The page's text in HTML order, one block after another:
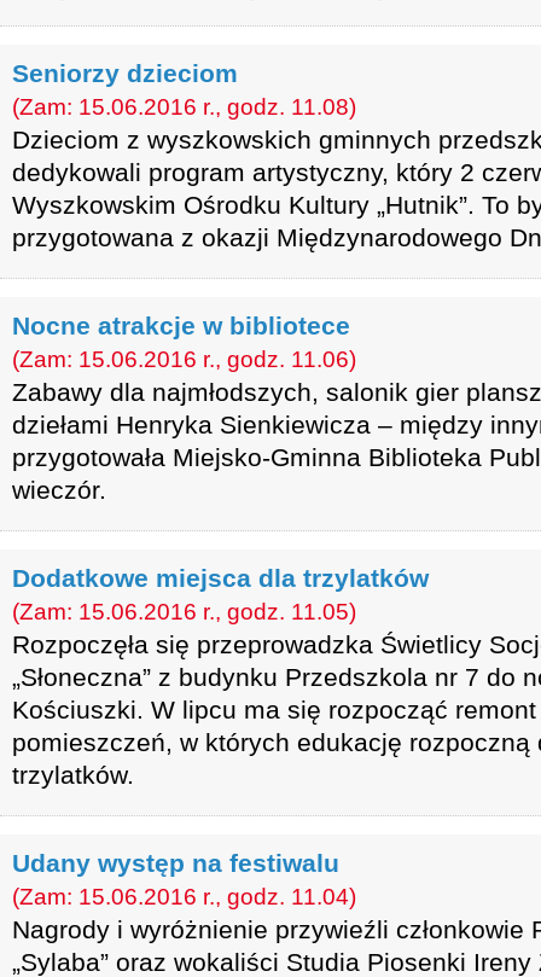
Seniorzy dzieciom
(Zam: 15.06.2016 r., godz. 11.08)
Dzieciom z wyszkowskich gminnych
dedykowali program artystyczny, który 2
Wyszkowskim Ośrodku Kultury „Hutnik”. To
przygotowana z okazji Międzynarodowego
Nocne atrakcje w bibliotece
(Zam: 15.06.2016 r., godz. 11.06)
Zabawy dla najmłodszych, salonik gier
dziełami Henryka Sienkiewicza – między
przygotowała Miejsko-Gminna Biblioteka
wieczór.
Dodatkowe miejsca dla trzylatków
(Zam: 15.06.2016 r., godz. 11.05)
Rozpoczęła się przeprowadzka Świetlicy
„Słoneczna” z budynku Przedszkola nr 7 do
Kościuszki. W lipcu ma się rozpocząć
pomieszczeń, w których edukację rozpoczną
trzylatków.
Udany występ na festiwalu
(Zam: 15.06.2016 r., godz. 11.04)
Nagrody i wyróżnienie przywieźli członkowie
„Sylaba” oraz wokaliści Studia Piosenki